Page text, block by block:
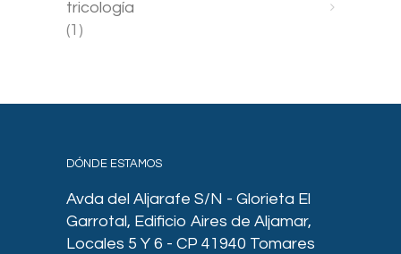
tricología
(1)
DÓNDE ESTAMOS
Avda del Aljarafe S/N - Glorieta El
Garrotal, Edificio Aires de Aljamar,
Locales 5 Y 6 - CP 41940 Tomares